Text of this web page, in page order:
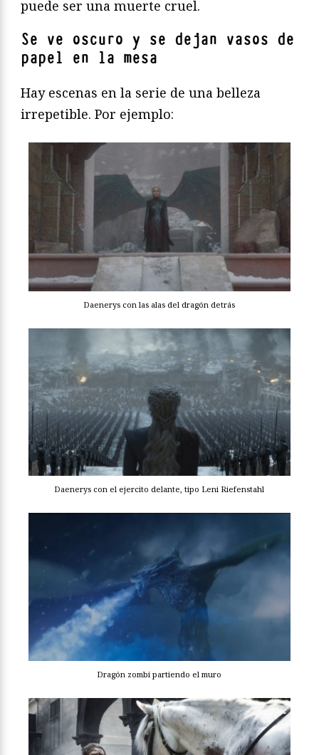
puede ser una muerte cruel.
Se ve oscuro y se dejan vasos de
papel en la mesa
Hay escenas en la serie de una belleza
irrepetible. Por ejemplo:
Daenerys con las alas del dragón detrás
Daenerys con el ejercito delante, tipo Leni Riefenstahl
Dragón zombi partiendo el muro